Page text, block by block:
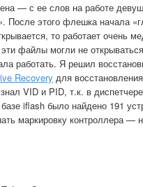
— с ее слов на работе
После этого флешка начала
то работает очень
файлы могли не
работать. Я решил
Recovery для
VID и PID, т.к. в
iflash было найдено 191
маркировку контроллера —